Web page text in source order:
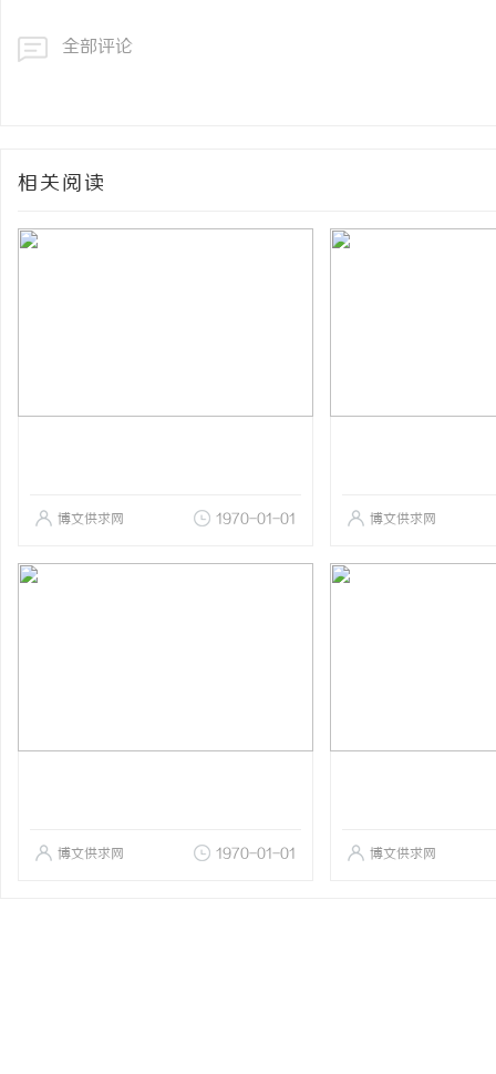
全部评论
相关阅读
博文供求网 1970-01-01 博文供求网
博文供求网 1970-01-01 博文供求网